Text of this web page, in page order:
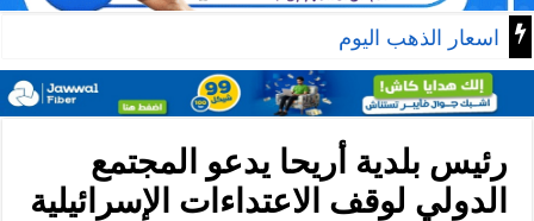
اسعار الذهب اليوم
رئيس بلدية أريحا يدعو المجتمع
الدولي لوقف الاعتداءات الإسرائيلية